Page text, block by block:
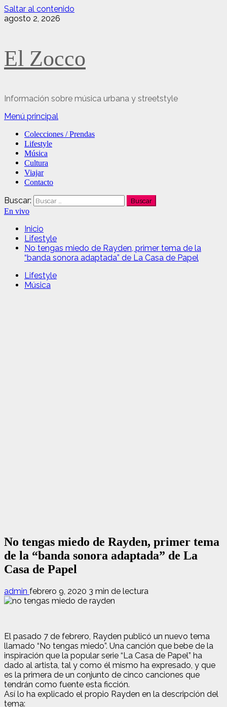
Saltar al contenido
agosto 2, 2026
El Zocco
Información sobre música urbana y streetstyle
Menú principal
Colecciones / Prendas
Lifestyle
Música
Cultura
Viajar
Contacto
Buscar:
En vivo
Inicio
Lifestyle
No tengas miedo de Rayden, primer tema de la
“banda sonora adaptada” de La Casa de Papel
Lifestyle
Música
No tengas miedo de Rayden, primer tema
de la “banda sonora adaptada” de La
Casa de Papel
admin febrero 9, 2020 3 min de lectura
El pasado 7 de febrero, Rayden publicó un nuevo tema
llamado “No tengas miedo”. Una canción que bebe de la
inspiración que la popular serie “La Casa de Papel” ha
dado al artista, tal y como él mismo ha expresado, y que
es la primera de un conjunto de cinco canciones que
tendrán como fuente esta ficción.
Así lo ha explicado el propio Rayden en la descripción del
tema: